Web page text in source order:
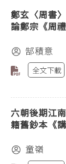
鄭玄〈周書
論鄭宗《周
郜積意
全文下載
六朝後期江
籍舊鈔本《
童嶺